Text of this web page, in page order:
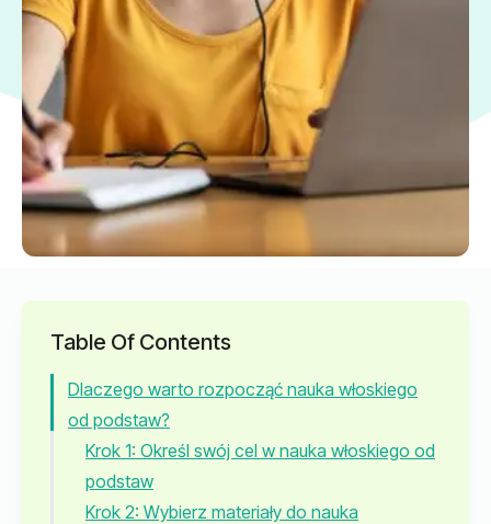
Table Of Contents
Dlaczego warto rozpocząć nauka włoskiego
od podstaw?
Krok 1: Określ swój cel w nauka włoskiego od
podstaw
Krok 2: Wybierz materiały do nauka